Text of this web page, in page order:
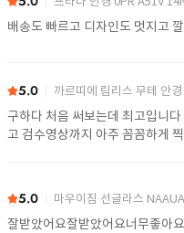
배송도 빠르고 디자인도 멋지고
5.0 까르띠에 림리스 무테 안
구하다 처음 써보는데 최고입니
고 검수영상까지 아주 꼼꼼하게
5.0 마우이짐 선글라스
잘받았어요잘받았어요너무좋아요